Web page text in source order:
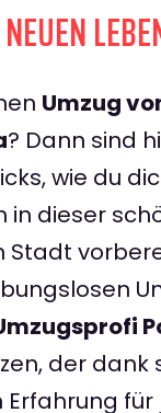
Umzug
? Dann sind
wie du
in dieser
Stadt
der dank
für